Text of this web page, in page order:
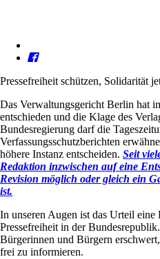
Pressefreiheit schützen, Solidarität
Das Verwaltungsgericht Berlin hat
entschieden und die Klage des
Bundesregierung darf die
Verfassungsschutzberichten
höhere Instanz entscheiden. Seit
Redaktion inzwischen auf eine
Revision möglich oder gleich ein
ist.
In unseren Augen ist das Urteil
Pressefreiheit in der
Bürgerinnen und Bürgern
frei zu informieren.